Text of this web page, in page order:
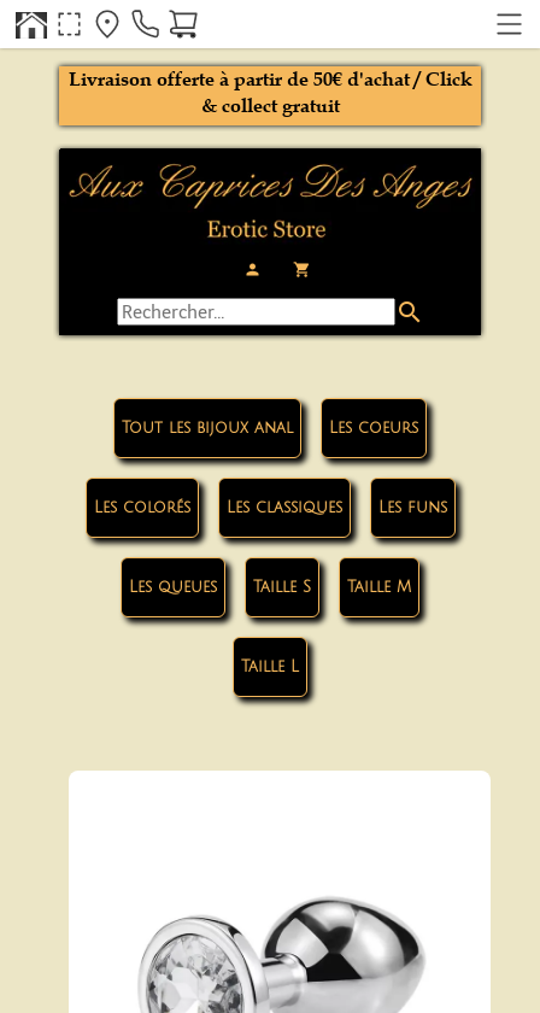
person local_grocery_store
Livraison offerte à partir de 50€ d'achat / Click
& collect gratuit
search
Tout les bijoux anal Les coeurs
Les colorés Les classiques Les funs
Les queues Taille S Taille M
Taille L